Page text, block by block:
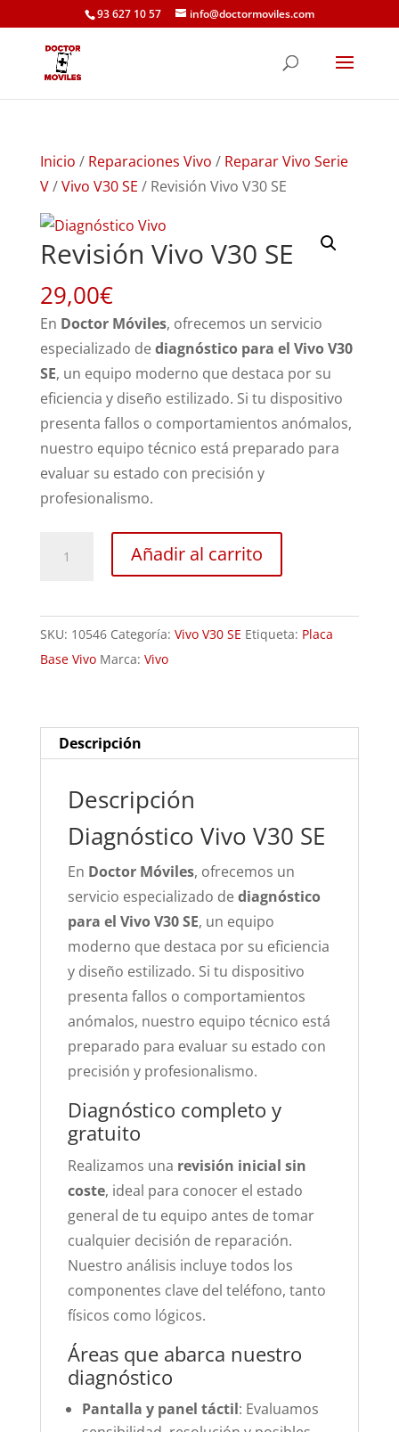
93 627 10 57 info@doctormoviles.com
Inicio / Reparaciones Vivo / Reparar Vivo Serie
V/Vivo V30 SE / Revisión Vivo V30 SE
Revisión Vivo V30 SE
29,00€
En Doctor Móviles, ofrecemos un servicio
especializado dediagnóstico para el Vivo V30
SE, un equipo moderno que destaca por su
eficiencia y diseño estilizado. Si tu dispositivo
presenta fallos o comportamientos anómalos,
nuestro equipo técnico está preparado para
evaluar su estado con precisión y
profesionalismo.
SE
cantidad
Añadir al carrito
SKU: 10546 Categoría: Vivo V30 SE Etiqueta: Placa
Base Vivo Marca: Vivo
Descripción
Descripción
Diagnóstico Vivo V30 SE
En Doctor Móviles, ofrecemos un
servicio especializado dediagnóstico
para el Vivo V30 SE, un equipo
moderno que destaca por su eficiencia
y diseño estilizado. Si tu dispositivo
presenta fallos o comportamientos
anómalos, nuestro equipo técnico está
preparado para evaluar su estado con
precisión y profesionalismo.
Diagnóstico completo y
gratuito
Realizamos una revisión inicial sin
coste, ideal para conocer el estado
general de tu equipo antes de tomar
cualquier decisión de reparación.
Nuestro análisis incluye todos los
componentes clave del teléfono, tanto
físicos como lógicos.
Áreas que abarca nuestro
diagnóstico
Pantalla y panel táctil: Evaluamos